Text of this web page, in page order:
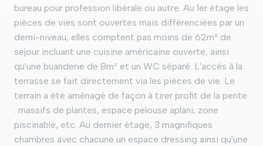
bureau pour profession libérale ou autre. Au 1er étage les
pièces de vies sont ouvertes mais différenciées par un
demi-niveau, elles comptent pas moins de 62m² de
séjour incluant une cuisine américaine ouverte, ainsi
qu'une buanderie de 8m² et un WC séparé. L'accès à la
terrasse se fait directement via les pièces de vie. Le
terrain a été aménagé de façon à tirer profit de la pente
: massifs de plantes, espace pelouse aplani, zone
piscinable, etc. Au dernier étage, 3 magnifiques
chambres avec chacune un espace dressing ainsi qu'une